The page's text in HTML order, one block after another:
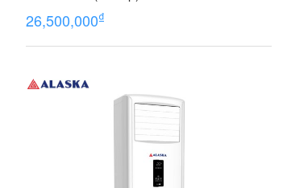
26,500,000₫